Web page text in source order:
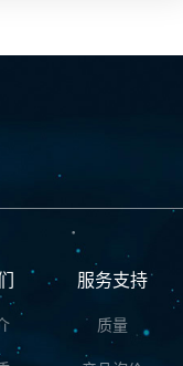
服务支持
质量